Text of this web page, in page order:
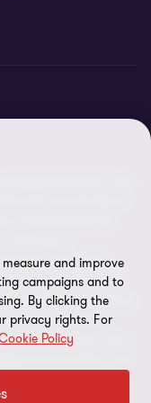
- Alle
Prüfungs-,
(insgesamt
Die Grant Thornton
Mitgliedsfirma
keine weltweite
Gesellschaften. Die
Leistungen
and improve
campaigns and to
By clicking the
privacy rights. For
Policy